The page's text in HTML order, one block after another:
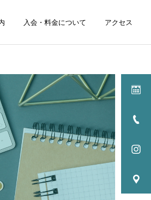
入会・料金について アクセス
詳細を見る
での観
NEWS
255:最高の居酒屋さん 肉
料理PINE